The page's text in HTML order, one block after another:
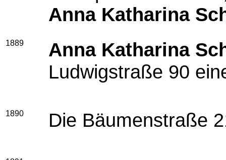
Anna Katharina
1889
Anna Katharina
Ludwigstraße 90
1890 Die Bäumenstraße